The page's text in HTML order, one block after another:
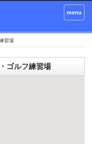
menu
習場
ゴルフ練習場